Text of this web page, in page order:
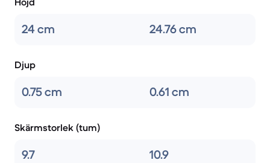
24 cm 24.76 cm
Djup
0.75 cm 0.61 cm
Skärmstorlek (tum)
9.7 10.9